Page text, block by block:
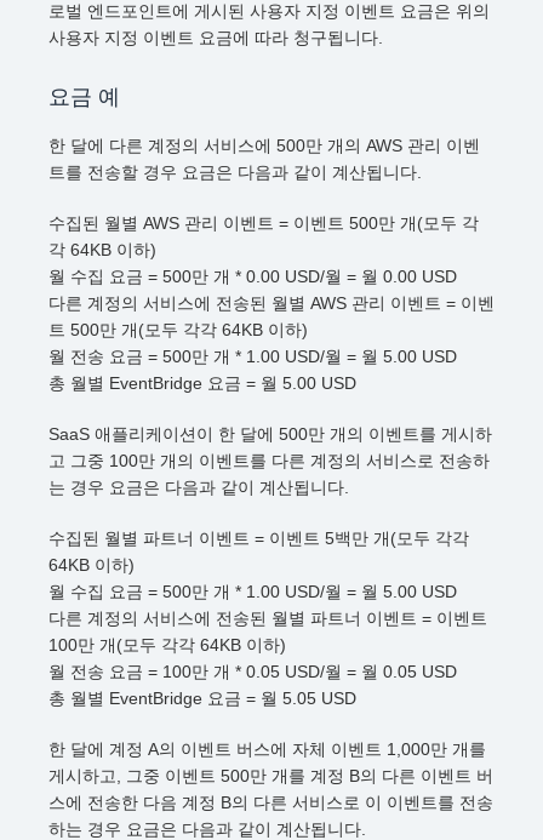
로벌 엔드포인트에 게시된 사용자 지정 이벤트 요금은 위의
사용자 지정 이벤트 요금에 따라 청구됩니다.
요금 예
한 달에 다른 계정의 서비스에 500만 개의 AWS 관리 이벤
트를 전송할 경우 요금은 다음과 같이 계산됩니다.
수집된 월별 AWS 관리 이벤트 = 이벤트 500만 개(모두 각
각 64KB 이하)
월 수집 요금 = 500만 개 * 0.00 USD/월 = 월 0.00 USD
다른 계정의 서비스에 전송된 월별 AWS 관리 이벤트 = 이벤
트 500만 개(모두 각각 64KB 이하)
월 전송 요금 = 500만 개 * 1.00 USD/월 = 월 5.00 USD
총 월별 EventBridge 요금 = 월 5.00 USD
SaaS 애플리케이션이 한 달에 500만 개의 이벤트를 게시하
고 그중 100만 개의 이벤트를 다른 계정의 서비스로 전송하
는 경우 요금은 다음과 같이 계산됩니다.
수집된 월별 파트너 이벤트 = 이벤트 5백만 개(모두 각각
64KB 이하)
월 수집 요금 = 500만 개 * 1.00 USD/월 = 월 5.00 USD
다른 계정의 서비스에 전송된 월별 파트너 이벤트 = 이벤트
100만 개(모두 각각 64KB 이하)
월 전송 요금 = 100만 개 * 0.05 USD/월 = 월 0.05 USD
총 월별 EventBridge 요금 = 월 5.05 USD
한 달에 계정 A의 이벤트 버스에 자체 이벤트 1,000만 개를
게시하고, 그중 이벤트 500만 개를 계정 B의 다른 이벤트 버
스에 전송한 다음 계정 B의 다른 서비스로 이 이벤트를 전송
하는 경우 요금은 다음과 같이 계산됩니다.